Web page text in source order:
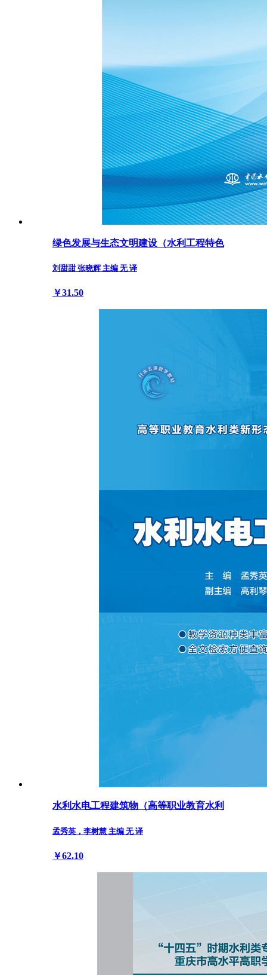
绿色发展与生态文明建设（水利工程特色
刘甜甜 张晓辉 主编 无 译
￥31.50
水利水电工程建筑物（高等职业教育水利
孟秀英，李树慧 主编 无 译
￥62.10